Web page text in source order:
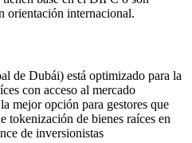
orientación internacional.
de Dubái) está optimizado para la
con acceso al mercado
mejor opción para gestores que
tokenización de bienes raíces en
de inversionistas